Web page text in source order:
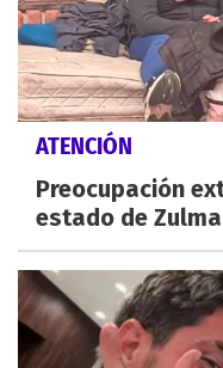
ATENCIÓN
Preocupación
estado de